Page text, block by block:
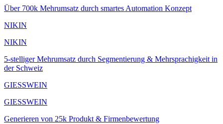
Über 700k Mehrumsatz durch smartes Automation Konzept
NIKIN
NIKIN
5-stelliger Mehrumsatz durch Segmentierung & Mehrsprachigkeit in
der Schweiz
GIESSWEIN
GIESSWEIN
Generieren von 25k Produkt & Firmenbewertung